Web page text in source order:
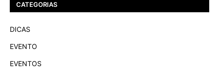
CATEGORIAS
DICAS
EVENTO
EVENTOS